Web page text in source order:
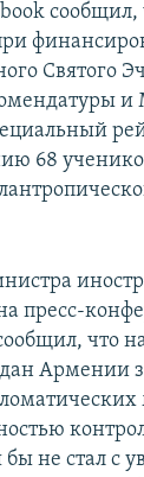
сообщил,
Святого
68
пресс-
что
Армении
не стал с